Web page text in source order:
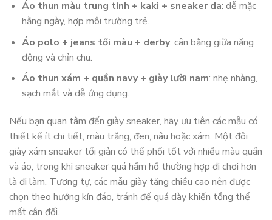
Áo thun màu trung tính + kaki + sneaker da: dễ mặc
hằng ngày, hợp môi trường trẻ.
Áo polo + jeans tối màu + derby: cân bằng giữa năng
động và chỉn chu.
Áo thun xám + quần navy + giày lười nam: nhẹ nhàng,
sạch mắt và dễ ứng dụng.
Nếu bạn quan tâm đến giày sneaker, hãy ưu tiên các mẫu có
thiết kế ít chi tiết, màu trắng, đen, nâu hoặc xám. Một đôi
giày xám sneaker tối giản có thể phối tốt với nhiều màu quần
và áo, trong khi sneaker quá hầm hố thường hợp đi chơi hơn
là đi làm. Tương tự, các mẫu giày tăng chiều cao nên được
chọn theo hướng kín đáo, tránh đế quá dày khiến tổng thể
mất cân đối.